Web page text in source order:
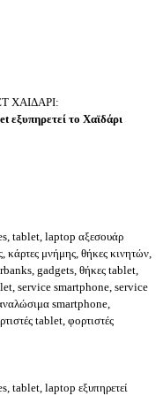
ΧΑΙΔΑΡΙ:
το Χαϊδάρι
tablet, laptop αξεσουάρ
κάρτες μνήμης, θήκες κινητών,
gadgets, θήκες tablet,
service smartphone, service
ναλώσιμα smartphone,
tablet, φορτιστές
tablet, laptop εξυπηρετεί